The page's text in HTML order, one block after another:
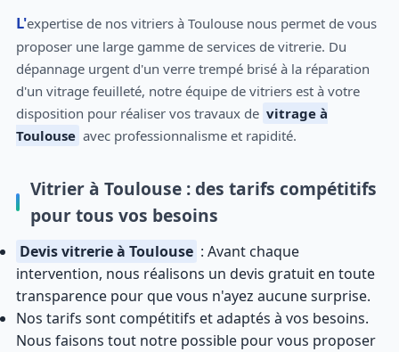
L'expertise de nos vitriers à Toulouse nous permet de vous
proposer une large gamme de services de vitrerie. Du
dépannage urgent d'un verre trempé brisé à la réparation
d'un vitrage feuilleté, notre équipe de vitriers est à votre
disposition pour réaliser vos travaux de vitrage à
Toulouse avec professionnalisme et rapidité.
Vitrier à Toulouse : des tarifs compétitifs
pour tous vos besoins
Devis vitrerie à Toulouse : Avant chaque
intervention, nous réalisons un devis gratuit en toute
transparence pour que vous n'ayez aucune surprise.
Nos tarifs sont compétitifs et adaptés à vos besoins.
Nous faisons tout notre possible pour vous proposer